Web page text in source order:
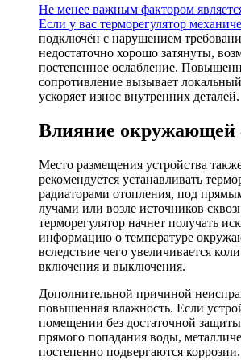
Не менее важным фактором
Если у вас терморегулятор
подключён с нарушением
недостаточно хорошо затянуты,
постепенное ослабление.
сопротивление вызывает
ускоряет износ внутренних деталей.
Влияние окружающей
Место размещения устройства
рекомендуется устанавливать
радиаторами отопления, под
лучами или возле источников
терморегулятор начнет получать
информацию о температуре
вследствие чего увеличивается
включения и выключения.
Дополнительной причиной
повышенная влажность. Если
помещении без достаточной
прямого попадания воды,
постепенно подвергаются коррозии.